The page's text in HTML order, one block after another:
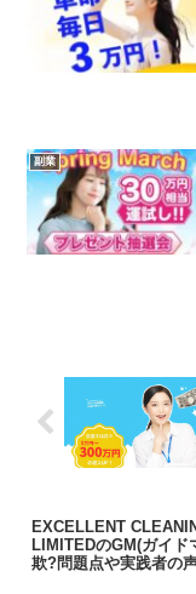
副業
EXCELLENT
LIMITEDのGM(ガイド
欺?問題点や実践者の